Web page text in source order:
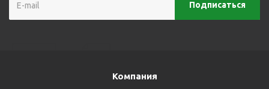
Компания